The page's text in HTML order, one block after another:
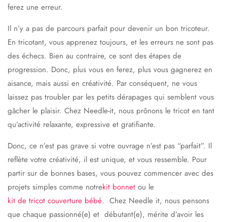
ferez une erreur.
Il n’y a pas de parcours parfait pour devenir un bon tricoteur.
En tricotant, vous apprenez toujours, et les erreurs ne sont pas
des échecs. Bien au contraire, ce sont des étapes de
progression. Donc, plus vous en ferez, plus vous gagnerez en
aisance, mais aussi en créativité. Par conséquent, ne vous
laissez pas troubler par les petits dérapages qui semblent vous
gâcher le plaisir. Chez Needle-it, nous prônons le tricot en tant
qu’activité relaxante, expressive et gratifiante.
Donc, ce n’est pas grave si votre ouvrage n’est pas “parfait”. Il
reflète votre créativité, il est unique, et vous ressemble. Pour
partir sur de bonnes bases, vous pouvez commencer avec des
projets simples comme notrekit bonnet ou le
kit de tricot couverture bébé. Chez Needle it, nous pensons
que chaque passionné(e) et débutant(e), mérite d’avoir les